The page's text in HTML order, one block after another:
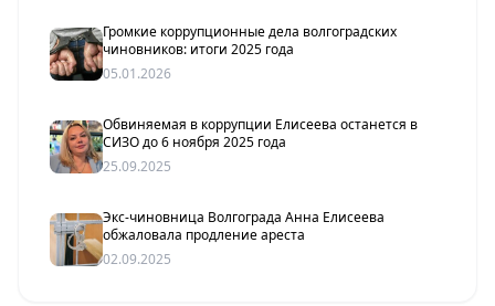
Громкие коррупционные дела волгоградских
чиновников: итоги 2025 года
05.01.2026
Обвиняемая в коррупции Елисеева останется в
СИЗО до 6 ноября 2025 года
25.09.2025
Экс-чиновница Волгограда Анна Елисеева
обжаловала продление ареста
02.09.2025